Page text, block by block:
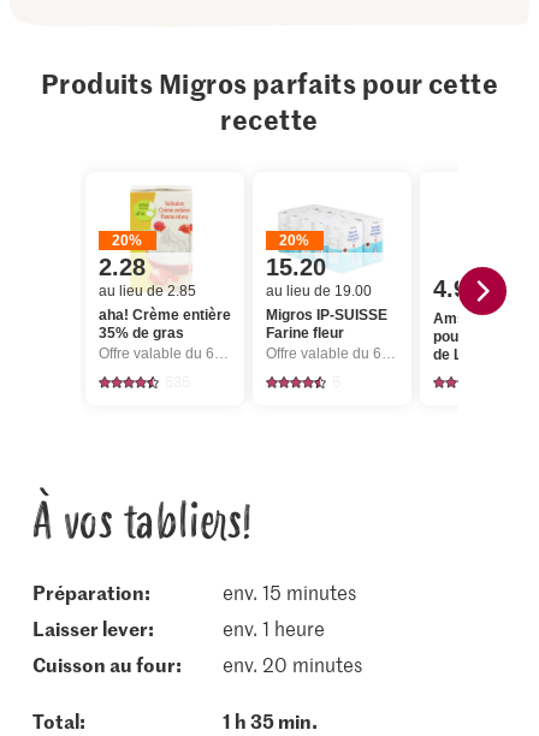
Produits Migros parfaits pour cette
recette
20%
2.28
au lieu de 2.85
aha! Crème entière
35% de gras
Offre valable du 6.8 au 12.8.2026, jusqu’à épuisement du stock.
20%
15.20
au lieu de 19.00
Migros IP-SUISSE
Farine fleur
Offre valable du 6.8 au 12.8.2026, jusqu’à épuisement du stock.
4.95
Amstutz
pour pain
de Lucerne
À vos tabliers!
Préparation:
env. 15 minutes
laisser lever:
env. 1 heure
cuisson au four:
env. 20 minutes
Total: 1 h 35 min.